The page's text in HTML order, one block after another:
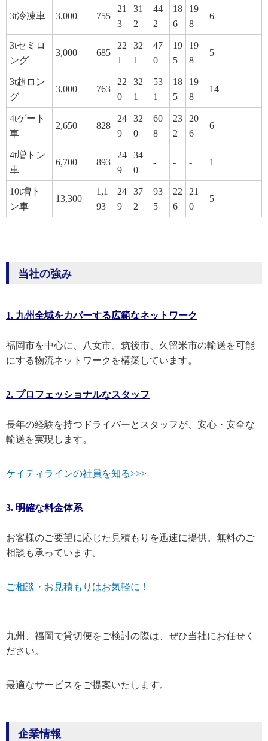
3t冷凍車 3,000 755
21
3
31
2
44
2
18
6
19
8
6
3tセミロ
ング
3,000 685
22
1
32
1
47
0
19
5
19
8
5
3t超ロン
グ
3,000 763
22
0
32
1
53
1
18
5
19
8
14
4tゲート
車
2,650 828
24
9
32
0
60
8
23
2
20
6
6
4t増トン
車
6,700 893
24
9
34
0
- - - 1
10t増ト
ン車
13,300
1,1
93
24
9
37
2
93
5
22
6
21
0
5
当社の強み
1. 九州全域をカバーする広範なネットワーク
福岡市を中心に、八女市、筑後市、久留米市の輸送を可能
にする物流ネットワークを構築しています。
2. プロフェッショナルなスタッフ
長年の経験を持つドライバーとスタッフが、安心・安全な
輸送を実現します。
ケイティラインの社員を知る>>>
3. 明確な料金体系
お客様のご要望に応じた見積もりを迅速に提供。無料のご
相談も承っています。
ご相談・お見積もりはお気軽に！
九州、福岡で貸切便をご検討の際は、ぜひ当社にお任せく
ださい。
最適なサービスをご提案いたします。
企業情報